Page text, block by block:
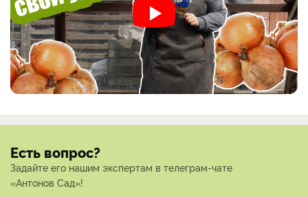
Есть вопрос?
Задайте его нашим экспертам в телеграм-чате
«Антонов Сад»!